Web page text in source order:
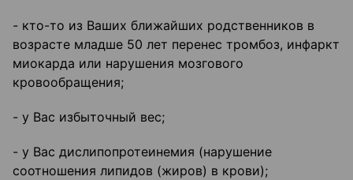
- кто-то из Ваших ближайших родственников в
возрасте младше 50 лет перенес тромбоз, инфаркт
миокарда или нарушения мозгового
кровообращения;
- у Вас избыточный вес;
- у Вас дислипопротеинемия (нарушение
соотношения липидов (жиров) в крови);